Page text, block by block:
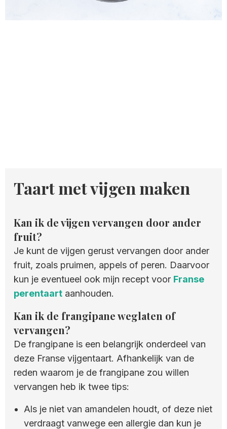
Taart met vijgen maken
Kan ik de vijgen vervangen door ander
fruit?
Je kunt de vijgen gerust vervangen door ander
fruit, zoals pruimen, appels of peren. Daarvoor
kun je eventueel ook mijn recept voor Franse
perentaart aanhouden.
Kan ik de frangipane weglaten of
vervangen?
De frangipane is een belangrijk onderdeel van
deze Franse vijgentaart. Afhankelijk van de
reden waarom je de frangipane zou willen
vervangen heb ik twee tips:
Als je niet van amandelen houdt, of deze niet
verdraagt vanwege een allergie dan kun je